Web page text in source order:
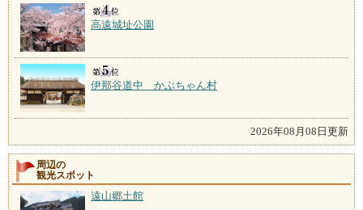
高遠城址公園
伊那谷道中 かぶちゃん村
2026年08月08日更新
周辺の
観光スポット
遠山郷土館